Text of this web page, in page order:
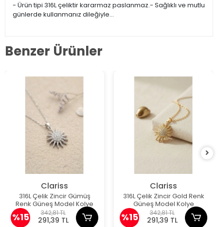
- Ürün tipi 316L çeliktir kararmaz paslanmaz.- Sağlıklı ve mutlu
günlerde kullanmanız dileğiyle…
Benzer Ürünler
Clariss
316L Çelik Zincir Gümüş
Renk Güneş Model Kolye
%15 342,81 TL
291,39 TL
Clariss
316L Çelik Zincir Gold Renk
Güneş Model Kolye
%15 342,81 TL
291,39 TL